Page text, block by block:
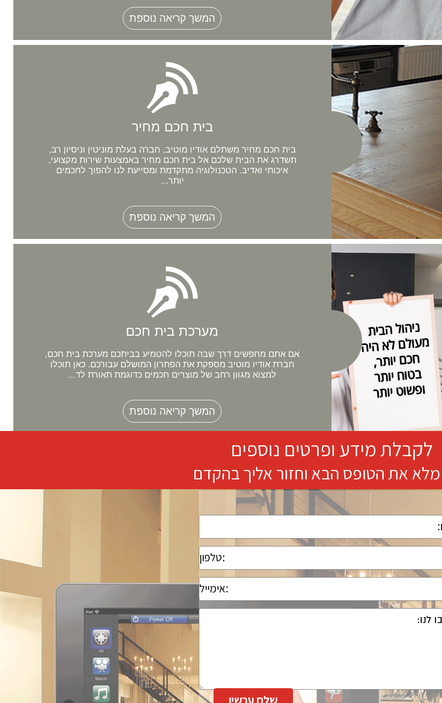
המשך קריאה נוספת
בית חכם מחיר
בית חכם מחיר משתלם אודיו מוטיב, חברה בעלת מוניטין וניסיון רב,
תשדרג את הבית שלכם אל בית חכם מחיר באמצעות שירות מקצועי,
איכותי ואדיב. הטכנולוגיה מתקדמת ומסייעת לנו להפוך לחכמים
יותר...
המשך קריאה נוספת
מערכת בית חכם
אם אתם מחפשים דרך שבה תוכלו להטמיע בביתכם מערכת בית חכם,
חברת אודיו מוטיב מספקת את הפתרון המושלם עבורכם. כאן תוכלו
למצוא מגוון רחב של מוצרים חכמים כדוגמת תאורת לד...
המשך קריאה נוספת
לקבלת מידע ופרטים נוספים
את הטופס הבא וחזור אליך בהקדם